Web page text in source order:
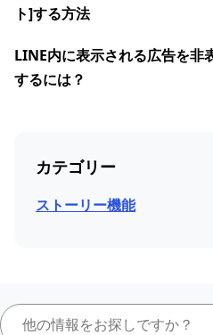
ト]する方法
LINE内に表示される広告を非
するには？
カテゴリー
ストーリー機能